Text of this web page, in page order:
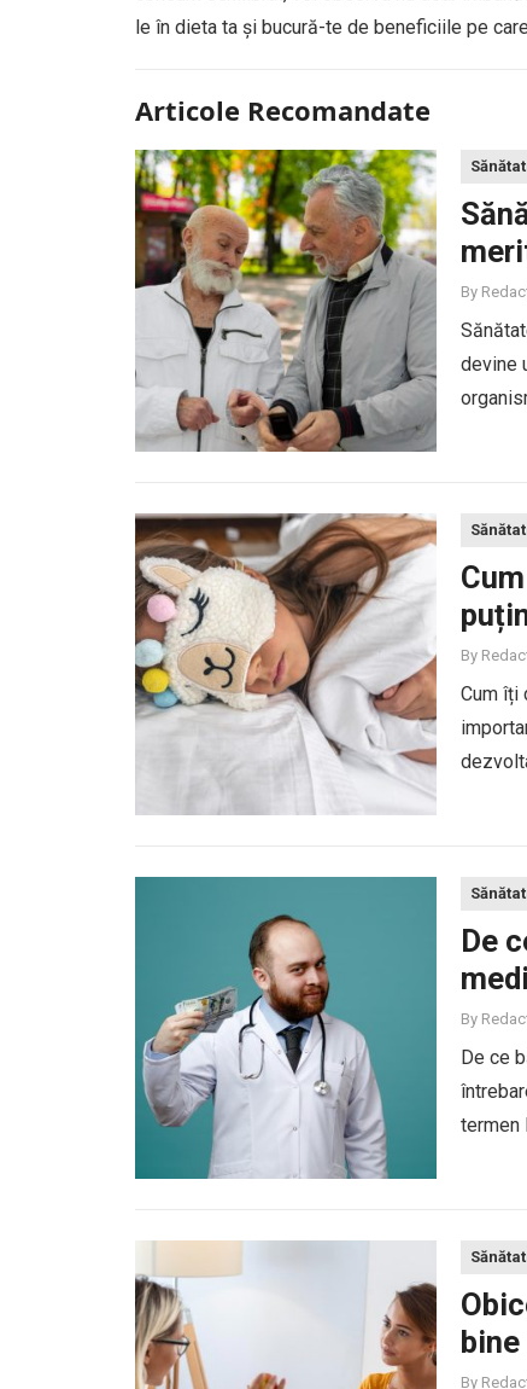
le în dieta ta și bucură-te de beneficiile pe
Articole Recomandate
By
devine
By
Cum îți
De
By
De ce
termen
By